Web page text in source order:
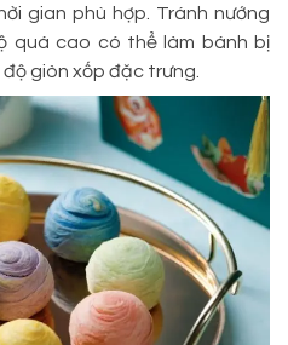
gian phù hợp. Tránh nướng
quá cao có thể làm bánh bị
giòn xốp đặc trưng.